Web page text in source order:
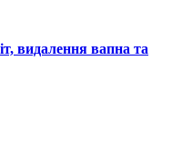
видалення вапна та